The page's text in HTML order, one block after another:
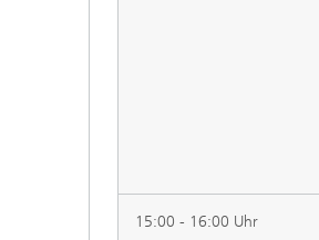
15:00 - 16:00 Uhr